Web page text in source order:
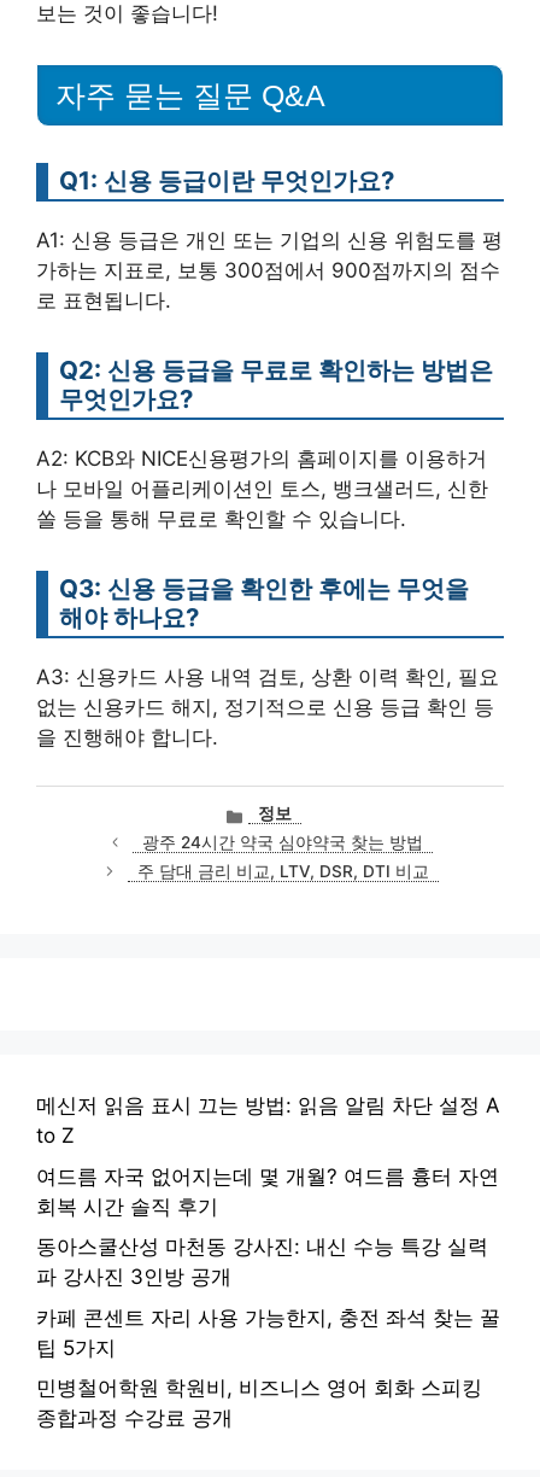
보는 것이 좋습니다!
자주 묻는 질문 Q&A
Q1: 신용 등급이란 무엇인가요?
A1: 신용 등급은 개인 또는 기업의 신용 위험도를 평
가하는 지표로, 보통 300점에서 900점까지의 점수
로 표현됩니다.
Q2: 신용 등급을 무료로 확인하는 방법은
무엇인가요?
A2: KCB와 NICE신용평가의 홈페이지를 이용하거
나 모바일 어플리케이션인 토스, 뱅크샐러드, 신한
쏠 등을 통해 무료로 확인할 수 있습니다.
Q3: 신용 등급을 확인한 후에는 무엇을
해야 하나요?
A3: 신용카드 사용 내역 검토, 상환 이력 확인, 필요
없는 신용카드 해지, 정기적으로 신용 등급 확인 등
을 진행해야 합니다.
카
테
고
리
정보
광주 24시간 약국 심야약국 찾는 방법
주 담대 금리 비교, LTV, DSR, DTI 비교
메신저 읽음 표시 끄는 방법: 읽음 알림 차단 설정 A
to Z
여드름 자국 없어지는데 몇 개월? 여드름 흉터 자연
회복 시간 솔직 후기
동아스쿨산성 마천동 강사진: 내신 수능 특강 실력
파 강사진 3인방 공개
카페 콘센트 자리 사용 가능한지, 충전 좌석 찾는 꿀
팁 5가지
민병철어학원 학원비, 비즈니스 영어 회화 스피킹
종합과정 수강료 공개